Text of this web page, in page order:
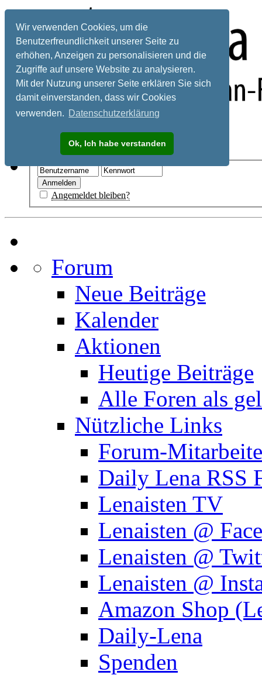
Wir verwenden Cookies, um die
Benutzerfreundlichkeit unserer Seite zu
erhöhen, Anzeigen zu personalisieren und die
Zugriffe auf unsere Website zu analysieren.
Mit der Nutzung unserer Seite erklären Sie sich
damit einverstanden, dass wir Cookies
verwenden. Datenschutzerklärung
Ok, Ich habe verstanden
Registrieren
Angemeldet bleiben?
Forum
Neue Beiträge
Kalender
Aktionen
Heutige Beiträge
Alle Foren als
Nützliche Links
Forum-
Daily Lena RSS
Lenaisten TV
Lenaisten @
Lenaisten @
Lenaisten @
Amazon Shop
Daily-Lena
Spenden